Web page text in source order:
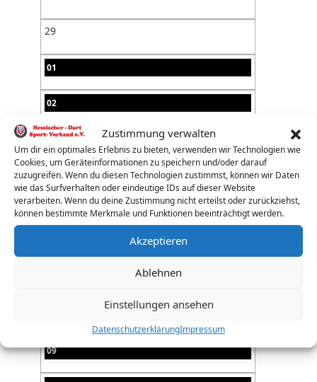
Zustimmung verwalten
Um dir ein optimales Erlebnis zu bieten, verwenden wir Technologien wie
Cookies, um Geräteinformationen zu speichern und/oder darauf
zuzugreifen. Wenn du diesen Technologien zustimmst, können wir Daten
wie das Surfverhalten oder eindeutige IDs auf dieser Website
verarbeiten. Wenn du deine Zustimmung nicht erteilst oder zurückziehst,
können bestimmte Merkmale und Funktionen beeinträchtigt werden.
Akzeptieren
Ablehnen
Einstellungen ansehen
DatenschutzerklärungImpressum
29
01
02
03
04
05
09